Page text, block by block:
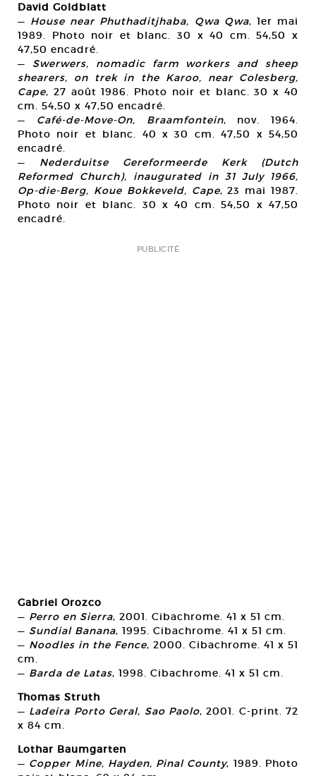
David Goldblatt
— House near Phuthaditjhaba, Qwa Qwa, 1er mai
1989. Photo noir et blanc. 30 x 40 cm. 54,50 x
47,50 encadré.
— Swerwers, nomadic farm workers and sheep
shearers, on trek in the Karoo, near Colesberg,
Cape, 27 août 1986. Photo noir et blanc. 30 x 40
cm. 54,50 x 47,50 encadré.
— Café-de-Move-On, Braamfontein, nov. 1964.
Photo noir et blanc. 40 x 30 cm. 47,50 x 54,50
encadré.
— Nederduitse Gereformeerde Kerk (Dutch
Reformed Church), inaugurated in 31 JuIy 1966,
Op-die-Berg, Koue Bokkeveld, Cape, 23 mai 1987.
Photo noir et blanc. 30 x 40 cm. 54,50 x 47,50
encadré.
PUBLICITÉ
Gabriel Orozco
— Perro en Sierra, 2001. Cibachrome. 41 x 51 cm.
— Sundial Banana, 1995. Cibachrome. 41 x 51 cm.
— Noodles in the Fence, 2000. Cibachrome. 41 x 51
cm.
— Barda de Latas, 1998. Cibachrome. 41 x 51 cm.
Thomas Struth
— Ladeira Porto Geral, Sao Paolo, 2001. C-print. 72
x 84 cm.
Lothar Baumgarten
— Copper Mine, Hayden, Pinal County, 1989. Photo